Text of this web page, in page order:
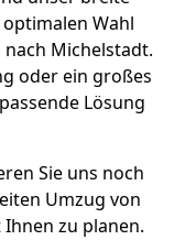
Wahl
Michelstadt.
oder ein großes
Lösung
Sie uns noch
Umzug von
zu planen.